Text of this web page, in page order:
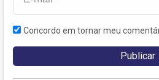
Concordo em tornar meu